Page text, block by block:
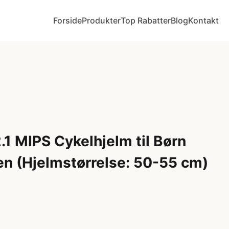
ForsideProdukterTop RabatterBlogKontakt
MIPS Cykelhjelm til Børn
(Hjelmstørrelse: 50-55 cm)